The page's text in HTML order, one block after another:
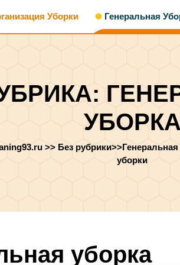
Уборки Генеральная
УБОРКА
>> Без рубрики>>
уборки
уборка